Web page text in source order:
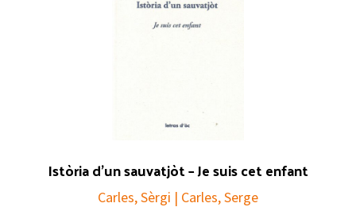
Istòria d’un sauvatjòt – Je suis cet enfant
Carles, Sèrgi | Carles, Serge